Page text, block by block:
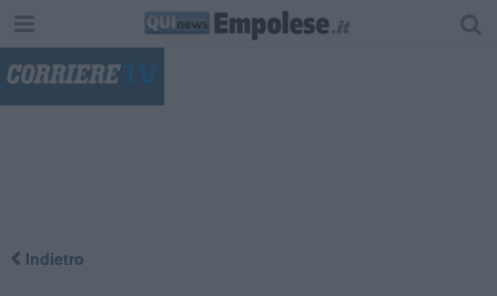
Indietro